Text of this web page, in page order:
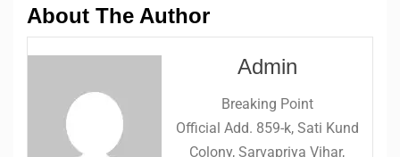
About The Author
Admin
Breaking Point
Official Add. 859-k, Sati Kund
Colony, Sarvapriya Vihar,